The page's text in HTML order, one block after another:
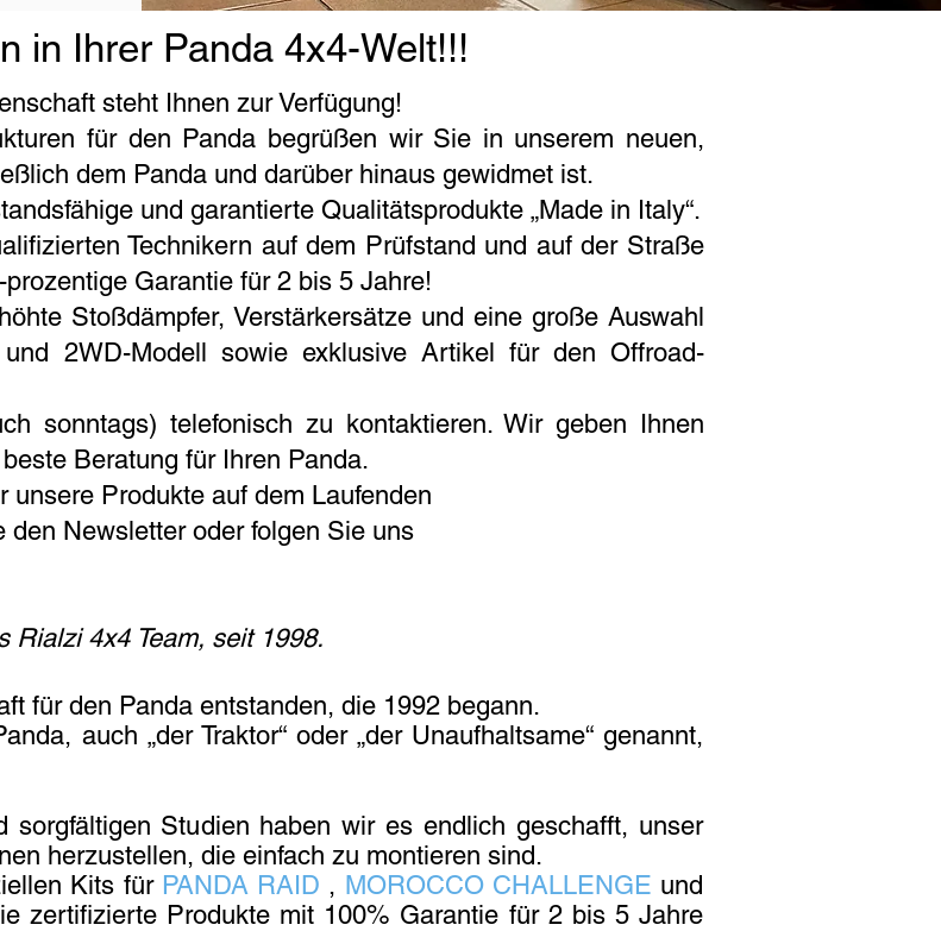
in Ihrer Panda 4x4-Welt!!!
steht Ihnen zur Verfügung!
für den Panda begrüßen wir Sie in unserem neuen,
dem Panda und darüber hinaus gewidmet ist.
und garantierte Qualitätsprodukte „Made in Italy“.
Technikern auf dem Prüfstand und auf der Straße
Garantie für 2 bis 5 Jahre!
Stoßdämpfer, Verstärkersätze und eine große Auswahl
2WD-Modell sowie exklusive Artikel für den Offroad-
sonntags) telefonisch zu kontaktieren. Wir geben Ihnen
Beratung für Ihren Panda.
Produkte auf dem Laufenden
Newsletter oder folgen Sie uns
Rialzi 4x4 Team, seit 1998.
für den Panda entstanden, die 1992 begann.
auch „der Traktor“ oder „der Unaufhaltsame“ genannt,
sorgfältigen Studien haben wir es endlich geschafft, unser
herzustellen, die einfach zu montieren sind.
Kits für PANDA RAID , MOROCCO CHALLENGE und
zertifizierte Produkte mit 100% Garantie für 2 bis 5 Jahre